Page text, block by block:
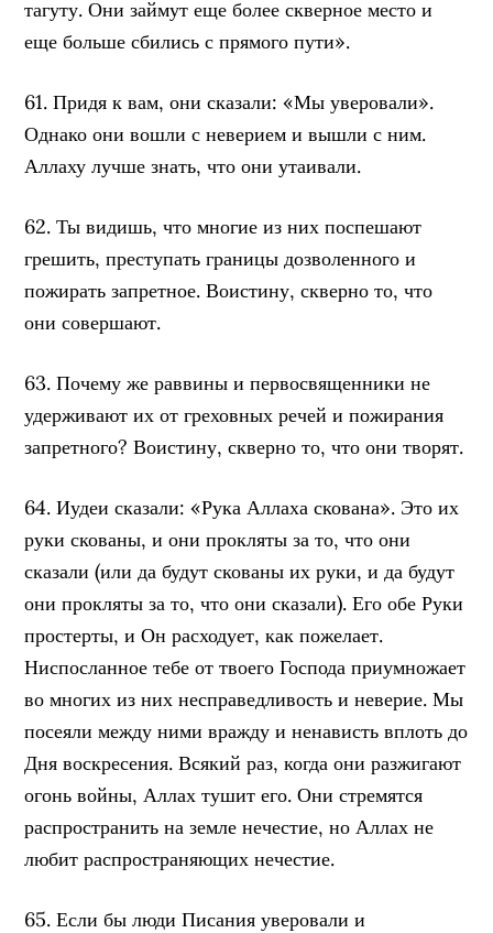
тагуту. Они займут еще более скверное место и
еще больше сбились с прямого пути».
61. Придя к вам, они сказали: «Мы уверовали».
Однако они вошли с неверием и вышли с ним.
Аллаху лучше знать, что они утаивали.
62. Ты видишь, что многие из них поспешают
грешить, преступать границы дозволенного и
пожирать запретное. Воистину, скверно то, что
они совершают.
63. Почему же раввины и первосвященники не
удерживают их от греховных речей и пожирания
запретного? Воистину, скверно то, что они творят.
64. Иудеи сказали: «Рука Аллаха скована». Это их
руки скованы, и они прокляты за то, что они
сказали (или да будут скованы их руки, и да будут
они прокляты за то, что они сказали). Его обе Руки
простерты, и Он расходует, как пожелает.
Ниспосланное тебе от твоего Господа приумножает
во многих из них несправедливость и неверие. Мы
посеяли между ними вражду и ненависть вплоть до
Дня воскресения. Всякий раз, когда они разжигают
огонь войны, Аллах тушит его. Они стремятся
распространить на земле нечестие, но Аллах не
любит распространяющих нечестие.
65. Если бы люди Писания уверовали и